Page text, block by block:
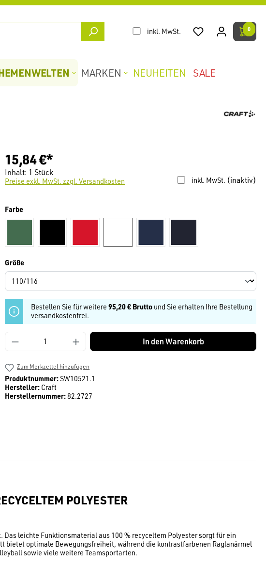
inkl. MwSt. 0
MARKEN NEUHEITEN SALE
15,84 €*
Inhalt: 1 Stück
inkl. MwSt. (inaktiv)
Preise exkl. MwSt. zzgl. Versandkosten
Farbeauswählen
Größeauswählen
Bestellen Sie für weitere 95,20 € Brutto und Sie erhalten Ihre Bestellung
versandkostenfrei.
Produkt Anzahl: Gib den gewünschten Wert ein
In den Warenkorb
Zum Merkzettel hinzufügen
Produktnummer:SW10521.1
Hersteller: Craft
Herstellernummer: 82.2727
POLYESTER
leichte Funktionsmaterial aus 100 % recyceltem Polyester sorgt für ein
bietet optimale Bewegungsfreiheit, während die kontrastfarbenen Raglanärmel
sowie viele weitere Teamsportarten.